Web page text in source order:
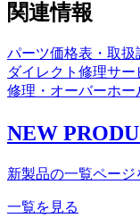
関連情報
パーツ価格表・取扱
ダイレクト修理サー
修理・オーバーホー
NEW
新製品の一覧ページ
一覧を見る